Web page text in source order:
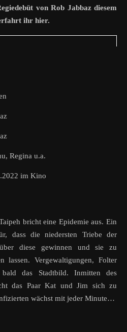
von Rob Jabbaz diesem
ihr hier.
Regina u.a.
im Kino
bricht eine Epidemie aus. Ein
dass die niedersten Triebe der
diese gewinnen und sie zu
lassen. Vergewaltigungen, Folter
das Stadtbild. Inmitten des
das Paar Kat und Jim sich zu
wächst mit jeder Minute…